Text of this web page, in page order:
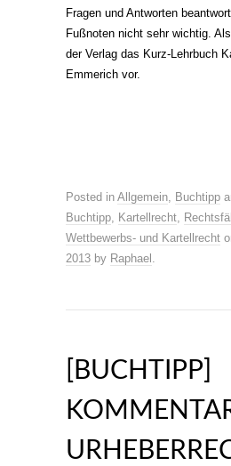
Fragen und Antworten
Fußnoten nicht sehr wichtig.
der Verlag das Kurz-Lehrbuch
Emmerich vor.
Posted in Allgemein, Buchtipp
Buchtipp, Kartellrecht,
Wettbewerbs- und Kartellrecht
2013 by Raphael .
[BUCHTIPP]